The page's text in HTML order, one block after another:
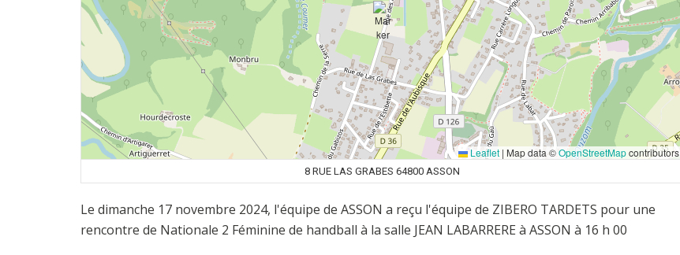
Leaflet | Map data ©OpenStreetMapcontributors
8 RUE LAS GRABES 64800 ASSON
Le dimanche 17 novembre 2024, l'équipe de ASSON a reçu l'équipe de ZIBERO TARDETS pour une
rencontre de Nationale 2 Féminine de handball à la salle JEAN LABARRERE à ASSON à 16 h 00